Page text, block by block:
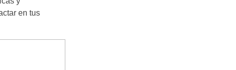
en tus